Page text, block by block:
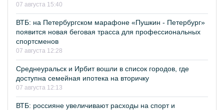
07 августа 15:40
ВТБ: на Петербургском марафоне «Пушкин - Петербург»
появится новая беговая трасса для профессиональных
спортсменов
07 августа 12:28
Среднеуральск и Ирбит вошли в список городов, где
доступна семейная ипотека на вторичку
07 августа 12:13
ВТБ: россияне увеличивают расходы на спорт и